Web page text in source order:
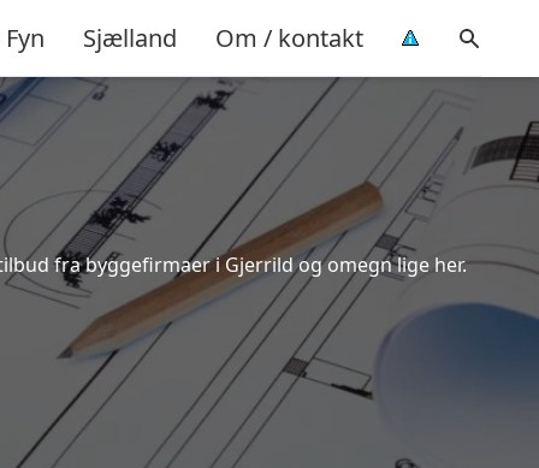
Fyn Sjælland Om / kontakt
fra byggefirmaer i Gjerrild og omegn lige her.